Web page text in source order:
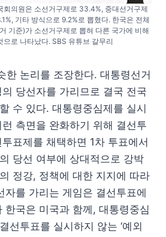
회의원은 소선거구제로 33.4%, 중대선거구제
기타 방식으로 9.2%로 뽑혔다. 한국은 전체
기준)가 소선거구제로 뽑혀 다른 국가에 비해
로 나타났다. SBS 유튜브 갈무리
한 논리를 조장한다. 대통령선거
당선자를 가리므로 결국 전국
수 있다. 대통령중심제를 실시
측면을 완화하기 위해 결선투
표제를 채택하면 1차 투표에서
당선 여부에 상대적으로 강박
정강, 정책에 대한 지지에 따라
자를 가리는 게임은 결선투표에
한국은 미국과 함께, 대통령중심
선투표를 실시하지 않는 ‘예외